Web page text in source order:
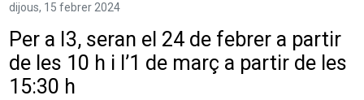
dijous, 15 febrer 2024
Per a I3, seran el 24 de febrer a partir
de les 10 h i l’1 de març a partir de les
15:30 h